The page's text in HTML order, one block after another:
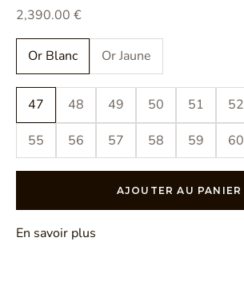
Prix de vente
2,390.00 €
Or Blanc Or Jaune
47 48 49 50 51 52
55 56 57 58 59 60
AJOUTER AU PANIER
En savoir plus